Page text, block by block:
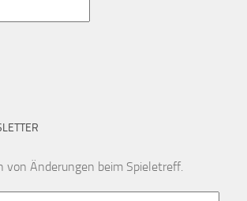
von Änderungen beim Spieletreff.